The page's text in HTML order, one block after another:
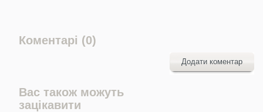
Коментарі (0)
Додати коментар
Вас також можуть
зацікавити